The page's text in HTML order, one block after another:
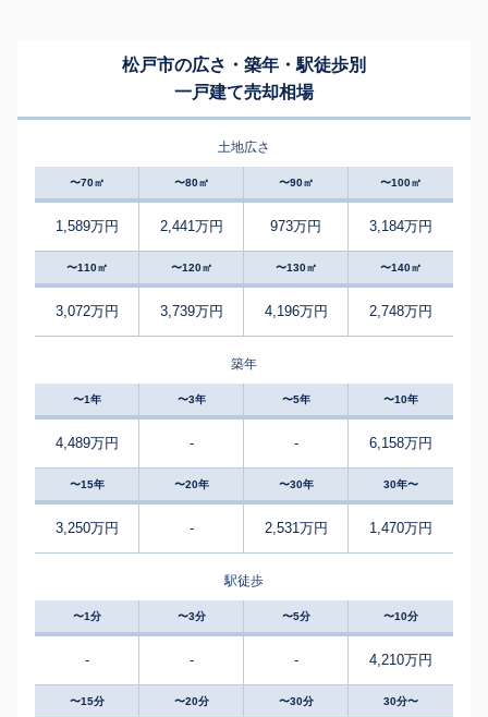
松戸市の広さ・築年・駅徒歩別
一戸建て売却相場
土地広さ
〜70㎡ 〜80㎡ 〜90㎡ 〜100㎡
1,589万円 2,441万円 973万円 3,184万円
〜110㎡ 〜120㎡ 〜130㎡ 〜140㎡
3,072万円 3,739万円 4,196万円 2,748万円
築年
〜1年 〜3年 〜5年 〜10年
4,489万円 - - 6,158万円
〜15年 〜20年 〜30年 30年〜
3,250万円 - 2,531万円 1,470万円
駅徒歩
〜1分 〜3分 〜5分 〜10分
- - - 4,210万円
〜15分 〜20分 〜30分 30分〜